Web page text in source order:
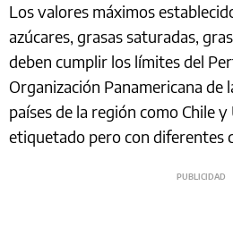
Los valores máximos
azúcares, grasas saturadas,
deben cumplir los límites del
Organización Panamericana de
países de la región como Chile
etiquetado pero con diferentes